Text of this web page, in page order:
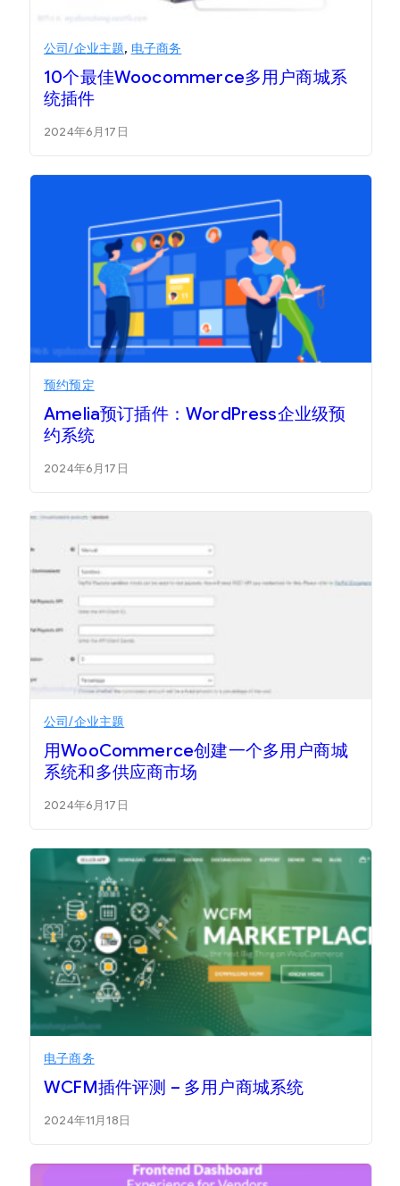
公司/企业主题, 电子商务
10个最佳Woocommerce多用户商城系
统插件
2024年6月17日
预约预定
Amelia预订插件：WordPress企业级预
约系统
2024年6月17日
公司/企业主题
用WooCommerce创建一个多用户商城
系统和多供应商市场
2024年6月17日
电子商务
WCFM插件评测 – 多用户商城系统
2024年11月18日